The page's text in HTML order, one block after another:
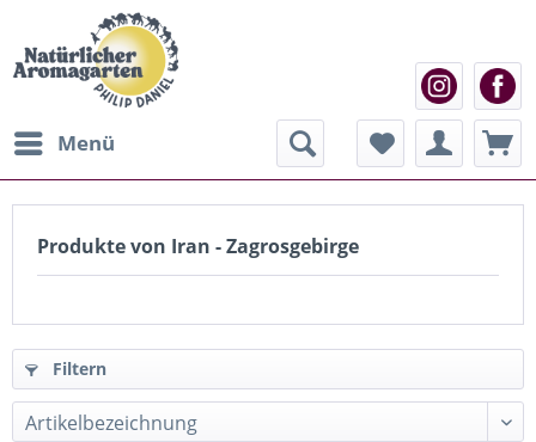
Menü
Produkte von Iran - Zagrosgebirge
Filtern